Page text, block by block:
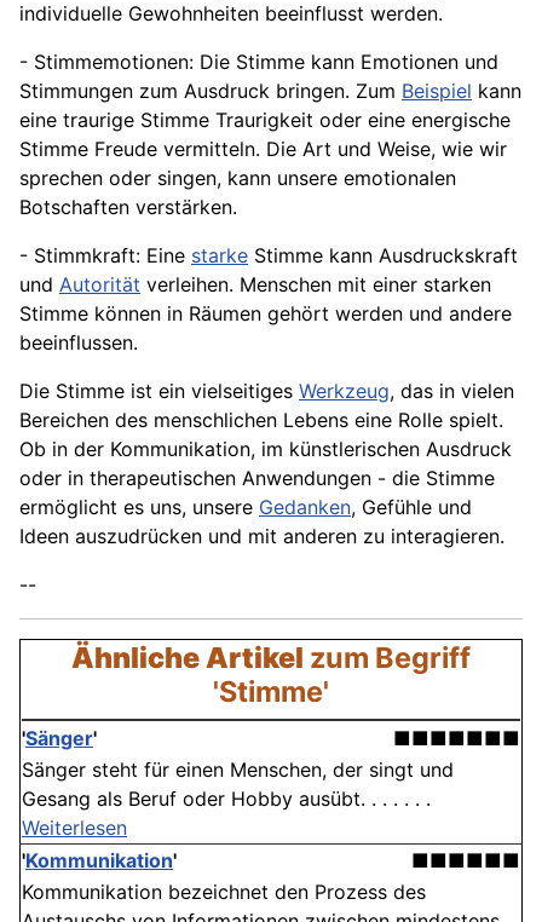
individuelle Gewohnheiten beeinflusst werden.
- Stimmemotionen: Die Stimme kann Emotionen und
Stimmungen zum Ausdruck bringen. Zum Beispiel kann
eine traurige Stimme Traurigkeit oder eine energische
Stimme Freude vermitteln. Die Art und Weise, wie wir
sprechen oder singen, kann unsere emotionalen
Botschaften verstärken.
- Stimmkraft: Eine starke Stimme kann Ausdruckskraft
und Autorität verleihen. Menschen mit einer starken
Stimme können in Räumen gehört werden und andere
beeinflussen.
Die Stimme ist ein vielseitiges Werkzeug, das in vielen
Bereichen des menschlichen Lebens eine Rolle spielt.
Ob in der Kommunikation, im künstlerischen Ausdruck
oder in therapeutischen Anwendungen - die Stimme
ermöglicht es uns, unsere Gedanken, Gefühle und
Ideen auszudrücken und mit anderen zu interagieren.
--
Ähnliche Artikel zum Begriff
'Stimme'
'Sänger'
■■■■■■■
Sänger steht für einen Menschen, der singt und
Gesang als Beruf oder Hobby ausübt. . . . . . .
Weiterlesen
'Kommunikation'
■■■■■■
Kommunikation bezeichnet den Prozess des